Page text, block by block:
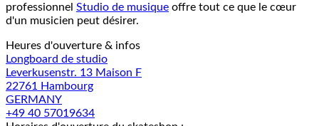
professionnel Studio de musique offre tout ce que le cœur
d'un musicien peut désirer.
Heures d'ouverture & infos
Longboard de studio
Leverkusenstr. 13 Maison F
22761 Hambourg
GERMANY
+49 40 57019634